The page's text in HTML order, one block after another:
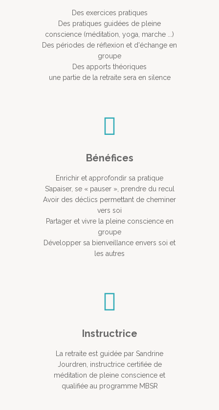
Des exercices pratiques
Des pratiques guidées de pleine
conscience (méditation, yoga, marche ...)
Des périodes de réflexion et d'échange en
groupe
Des apports théoriques
une partie de la retraite sera en silence
Bénéfices
Enrichir et approfondir sa pratique
S’apaiser, se « pauser », prendre du recul
Avoir des déclics permettant de cheminer
vers soi
Partager et vivre la pleine conscience en
groupe
Développer sa bienveillance envers soi et
les autres
Instructrice
La retraite est guidée par Sandrine
Jourdren, instructrice certifiée de
méditation de pleine conscience et
qualifiée au programme MBSR